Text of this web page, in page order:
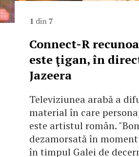
1 din7
Connect-R
este ţigan, în
Jazeera
Televiziunea arabă a
material în care
este artistul român.
dezamorsată în
în timpul Galei de